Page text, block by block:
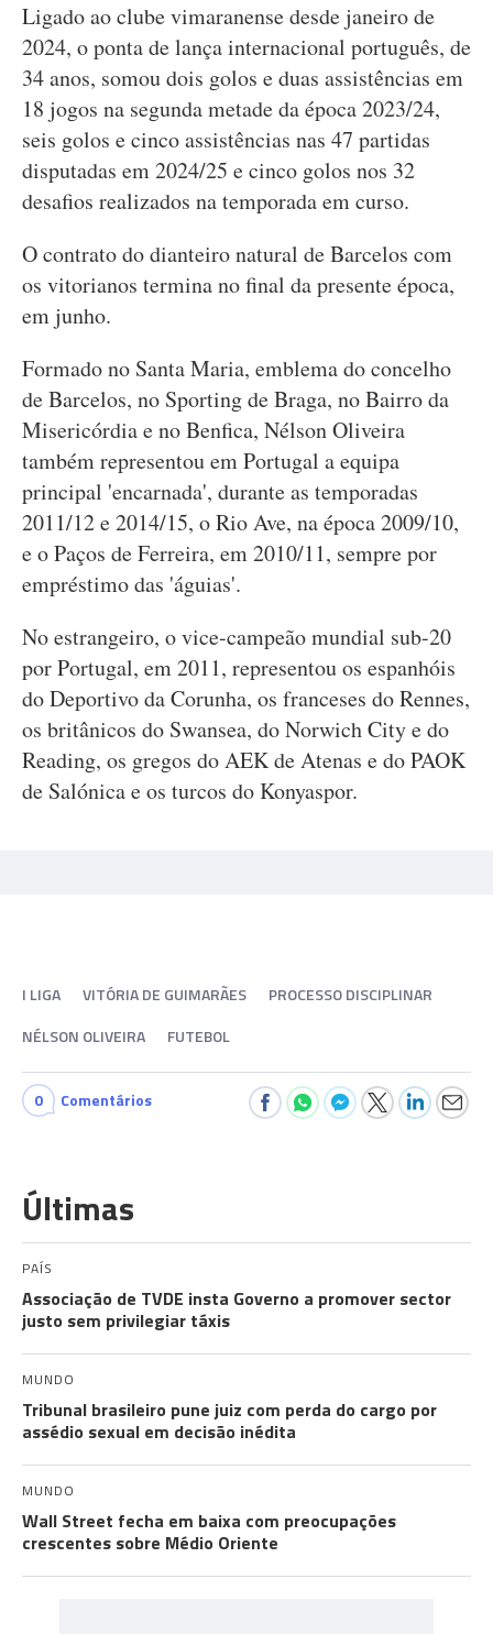
Ligado ao clube vimaranense desde janeiro de
2024, o ponta de lança internacional português, de
34 anos, somou dois golos e duas assistências em
18 jogos na segunda metade da época 2023/24,
seis golos e cinco assistências nas 47 partidas
disputadas em 2024/25 e cinco golos nos 32
desafios realizados na temporada em curso.
O contrato do dianteiro natural de Barcelos com
os vitorianos termina no final da presente época,
em junho.
Formado no Santa Maria, emblema do concelho
de Barcelos, no Sporting de Braga, no Bairro da
Misericórdia e no Benfica, Nélson Oliveira
também representou em Portugal a equipa
principal 'encarnada', durante as temporadas
2011/12 e 2014/15, o Rio Ave, na época 2009/10,
e o Paços de Ferreira, em 2010/11, sempre por
empréstimo das 'águias'.
No estrangeiro, o vice-campeão mundial sub-20
por Portugal, em 2011, representou os espanhóis
do Deportivo da Corunha, os franceses do Rennes,
os britânicos do Swansea, do Norwich City e do
Reading, os gregos do AEK de Atenas e do PAOK
de Salónica e os turcos do Konyaspor.
I LIGA VITÓRIA DE GUIMARÃES
PROCESSO DISCIPLINAR
NÉLSON OLIVEIRA
FUTEBOL
0 Comentários
Últimas
PAÍS
Associação de TVDE insta Governo a promover sector
justo sem privilegiar táxis
MUNDO
Tribunal brasileiro pune juiz com perda do cargo por
assédio sexual em decisão inédita
MUNDO
Wall Street fecha em baixa com preocupações
crescentes sobre Médio Oriente